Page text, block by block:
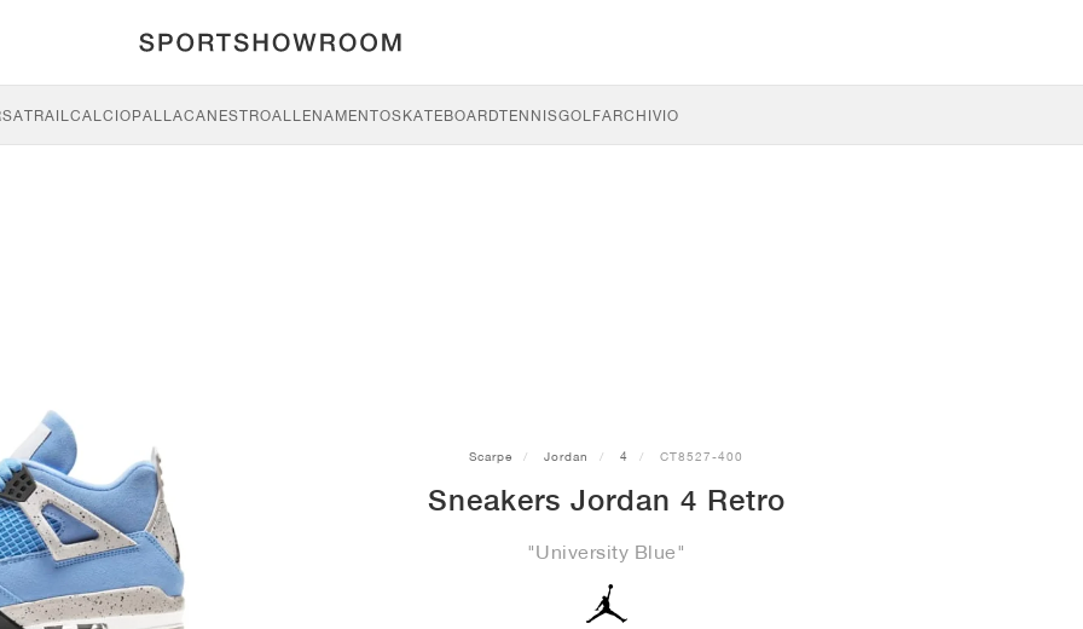
TRAILCALCIOPALLACANESTROALLENAMENTOSKATEBOARDTENNISGOLFARCHIVIO
Scarpe Jordan 4 CT8527-400
Sneakers Jordan 4 Retro
"University Blue"